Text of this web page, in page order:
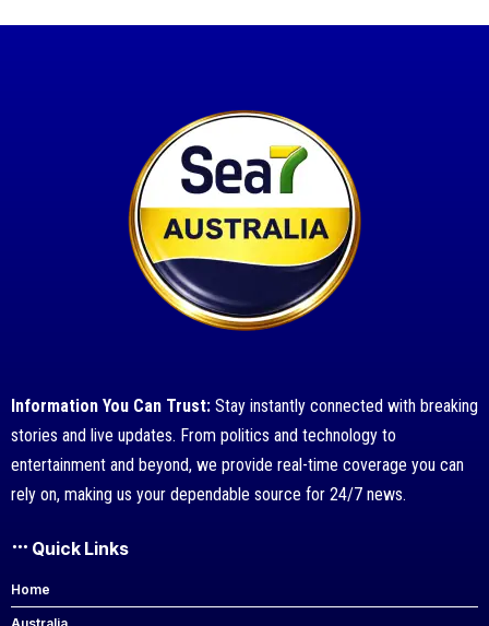
Information You Can Trust: Stay instantly connected with breaking
stories and live updates. From politics and technology to
entertainment and beyond, we provide real-time coverage you can
rely on, making us your dependable source for 24/7 news.
Quick Links
Home
Australia